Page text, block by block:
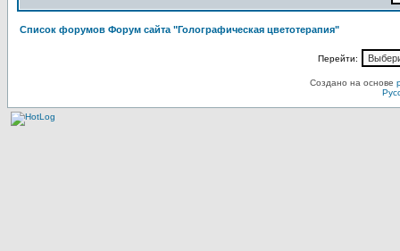
Список форумов Форум сайта "Голографическая цветотерапия"
Перейти:
Создано на основе